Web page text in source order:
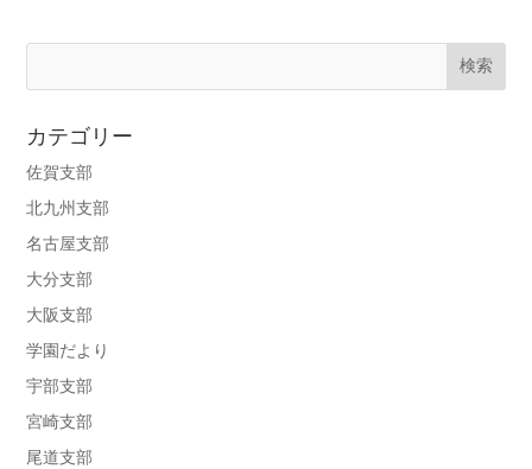
カテゴリー
佐賀支部
北九州支部
名古屋支部
大分支部
大阪支部
学園だより
宇部支部
宮崎支部
尾道支部